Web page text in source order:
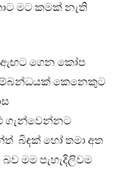
මට කමක් නැති
ඇඟට ගෙන කෝප
කෙනෙකුට
ගැන්වෙන්නට
බිඳක් හෝ තමා අත
මම පැහැදිලිවම